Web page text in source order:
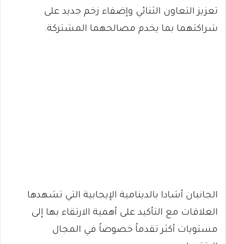
تعزيز التعاون الثنائي وإضفاء زخم جديد على
شراكتهما بما يخدم مصالحهما المشتركة.
الجانبان أشادا بالدينامية الإيجابية التي تشهدها
العلاقات مع التأكيد على أهمية الارتقاء بها إلى
مستويات أكثر تقدماً خصوصاً في المجال